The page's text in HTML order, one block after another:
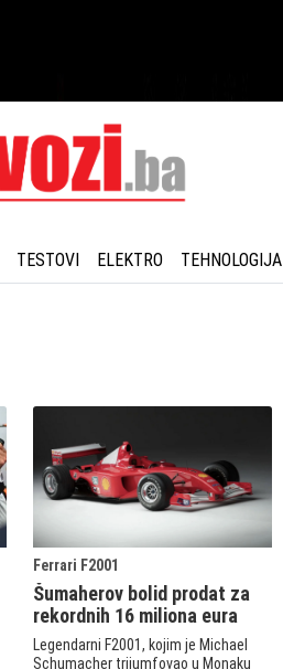
TESTOVI ELEKTRO TEHNOLOGIJA
Ferrari F2001
Šumaherov bolid prodat za
rekordnih 16 miliona eura
Legendarni F2001, kojim je Michael
Schumacher trijumfovao u Monaku